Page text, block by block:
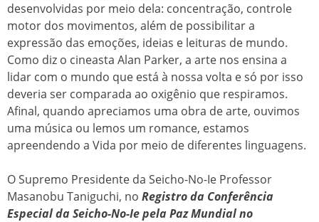
desenvolvidas por meio dela: concentração, controle
motor dos movimentos, além de possibilitar a
expressão das emoções, ideias e leituras de mundo.
Como diz o cineasta Alan Parker, a arte nos ensina a
lidar com o mundo que está à nossa volta e só por isso
deveria ser comparada ao oxigênio que respiramos.
Afinal, quando apreciamos uma obra de arte, ouvimos
uma música ou lemos um romance, estamos
apreendendo a Vida por meio de diferentes linguagens.
O Supremo Presidente da Seicho-No-Ie Professor
Masanobu Taniguchi, no Registro da Conferência
Especial da Seicho-No-Ie pela Paz Mundial no